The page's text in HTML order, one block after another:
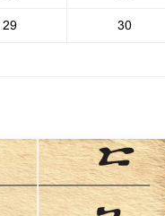
29 30